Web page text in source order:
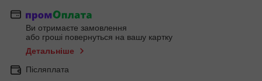
Ви отримаєте замовлення
або гроші повернуться на вашу картку
Детальніше
Післяплата